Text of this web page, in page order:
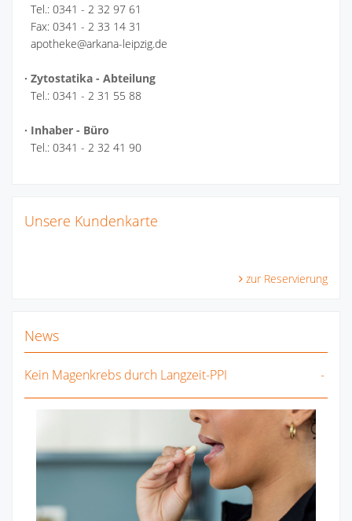
Tel.: 0341 - 2 32 97 61
Fax: 0341 - 2 33 14 31
apotheke@arkana-leipzig.de
· Zytostatika - Abteilung
Tel.: 0341 - 2 31 55 88
· Inhaber - Büro
Tel.: 0341 - 2 32 41 90
Unsere Kundenkarte
zur Reservierung
News
Kein Magenkrebs durch Langzeit-PPI